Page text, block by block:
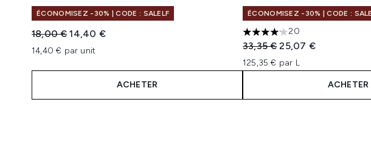
ÉCONOMISEZ -30% | CODE : SALELF
Prix de vente :
18,00 €Prix ​​actuel :
14,40 €
14,40 € par unit
ACHETER
ÉCONOMISEZ -30% | CODE :
4.15 étoiles sur un maximum
20
Prix de vente :
33,35 €Prix ​​actuel :
25,07 €
125,35 € par L
ACHETER